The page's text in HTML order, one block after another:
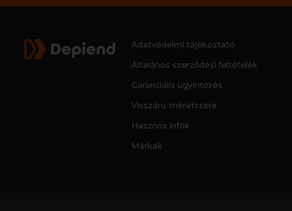
Adatvédelmi tájékoztató
Általános szerződési feltételek
Garanciális ügyintézés
Visszáru, méretcsere
Hasznos infók
Márkák